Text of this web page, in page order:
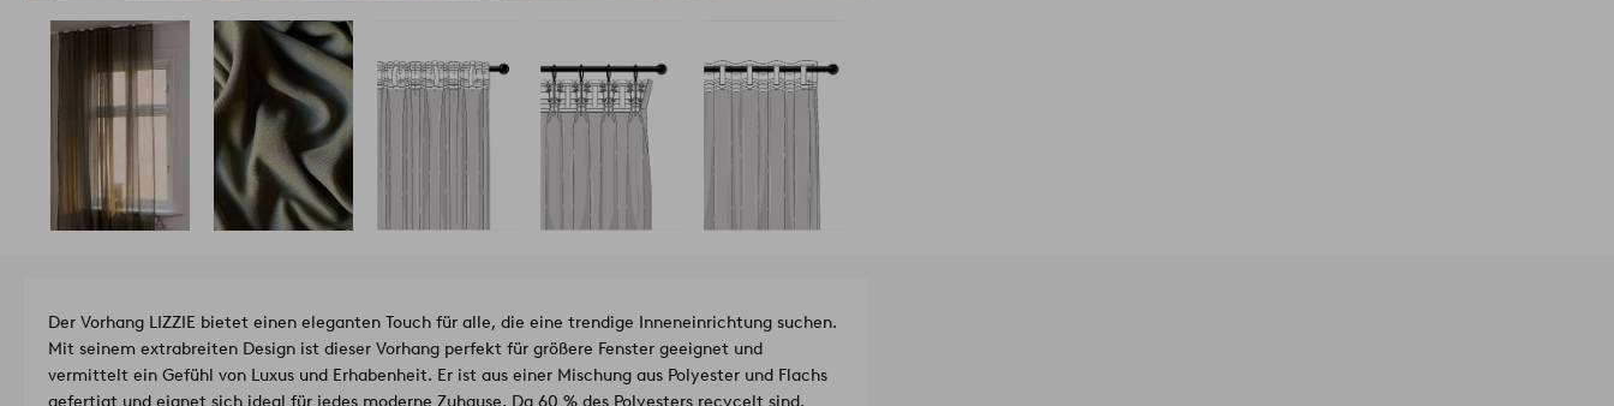
Der Vorhang LIZZIE bietet einen eleganten Touch für alle, die eine trendige Inneneinrichtung suchen.
Mit seinem extrabreiten Design ist dieser Vorhang perfekt für größere Fenster geeignet und
vermittelt ein Gefühl von Luxus und Erhabenheit. Er ist aus einer Mischung aus Polyester und Flachs
gefertigt und eignet sich ideal für jedes moderne Zuhause. Da 60 % des Polyesters recycelt sind,